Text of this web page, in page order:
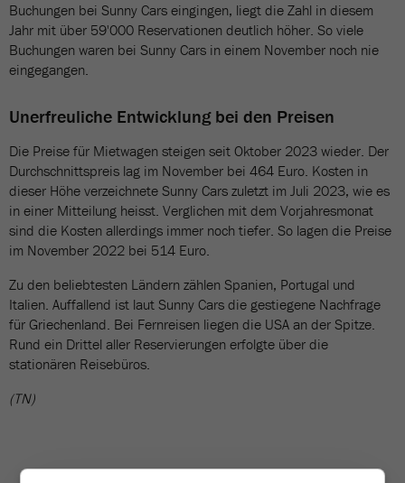
Buchungen bei Sunny Cars eingingen, liegt die Zahl in diesem
Jahr mit über 59'000 Reservationen deutlich höher. So viele
Buchungen waren bei Sunny Cars in einem November noch nie
eingegangen.
Unerfreuliche Entwicklung bei den Preisen
Die Preise für Mietwagen steigen seit Oktober 2023 wieder. Der
Durchschnittspreis lag im November bei 464 Euro. Kosten in
dieser Höhe verzeichnete Sunny Cars zuletzt im Juli 2023, wie es
in einer Mitteilung heisst. Verglichen mit dem Vorjahresmonat
sind die Kosten allerdings immer noch tiefer. So lagen die Preise
im November 2022 bei 514 Euro.
Zu den beliebtesten Ländern zählen Spanien, Portugal und
Italien. Auffallend ist laut Sunny Cars die gestiegene Nachfrage
für Griechenland. Bei Fernreisen liegen die USA an der Spitze.
Rund ein Drittel aller Reservierungen erfolgte über die
stationären Reisebüros.
(TN)